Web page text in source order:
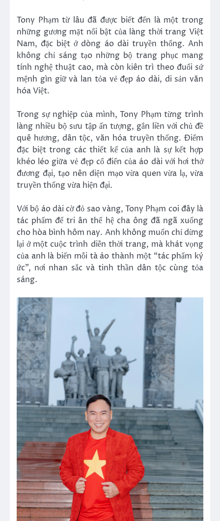
Tony Phạm từ lâu đã được biết đến là một trong
những gương mặt nổi bật của làng thời trang Việt
Nam, đặc biệt ở dòng áo dài truyền thống. Anh
không chỉ sáng tạo những bộ trang phục mang
tính nghệ thuật cao, mà còn kiên trì theo đuổi sứ
mệnh gìn giữ và lan tỏa vẻ đẹp áo dài, di sản văn
hóa Việt.
Trong sự nghiệp của mình, Tony Phạm từng trình
làng nhiều bộ sưu tập ấn tượng, gắn liền với chủ đề
quê hương, dân tộc, văn hóa truyền thống. Điểm
đặc biệt trong các thiết kế của anh là sự kết hợp
khéo léo giữa vẻ đẹp cổ điển của áo dài với hơi thở
đương đại, tạo nên diện mạo vừa quen vừa lạ, vừa
truyền thống vừa hiện đại.
Với bộ áo dài cờ đỏ sao vàng, Tony Phạm coi đây là
tác phẩm để tri ân thế hệ cha ông đã ngã xuống
cho hòa bình hôm nay. Anh không muốn chỉ dừng
lại ở một cuộc trình diễn thời trang, mà khát vọng
của anh là biến mỗi tà áo thành một “tác phẩm ký
ức”, nơi nhan sắc và tinh thần dân tộc cùng tỏa
sáng.